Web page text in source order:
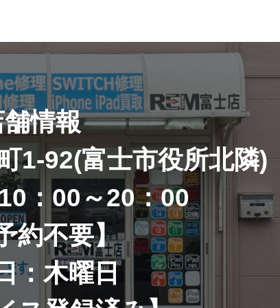
情報
1-92(富士市役所北隣)
：00～20：00
約不要】
：木曜日